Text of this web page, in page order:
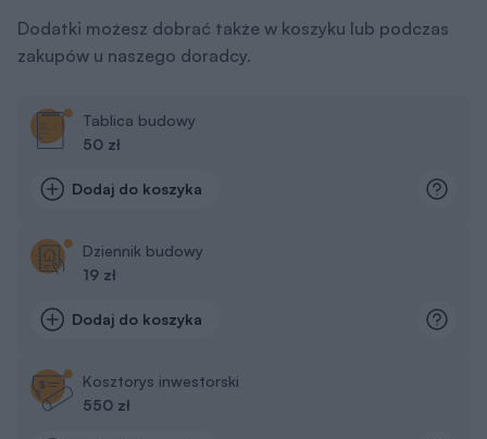
Dodatki możesz dobrać także w koszyku lub podczas
zakupów u naszego doradcy.
Tablica budowy
50 zł
Dodaj do koszyka
Dziennik budowy
19 zł
Dodaj do koszyka
Kosztorys inwestorski
550 zł